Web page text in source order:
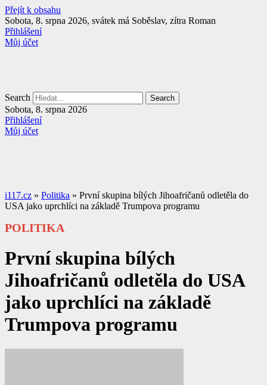
Přejít k obsahu
Sobota, 8. srpna 2026, svátek má Soběslav, zítra Roman
Přihlášení
Můj účet
Search Search
Sobota, 8. srpna 2026
Přihlášení
Můj účet
i117.cz » Politika » První skupina bílých Jihoafričanů odletěla do
USA jako uprchlíci na základě Trumpova programu
POLITIKA
První skupina bílých
Jihoafričanů odletěla do USA
jako uprchlíci na základě
Trumpova programu